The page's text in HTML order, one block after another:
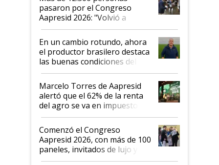
pasaron por el Congreso
Aapresid 2026: "Volvió a
demostrar que hablar del
suelo es hablar de todo el
sistema productivo"
En un cambio rotundo, ahora
el productor brasilero destaca
las buenas condiciones del
agro argentino para invertir:
"Los veo más motivados"
Marcelo Torres de Aapresid
alertó que el 62% de la renta
del agro se va en impuestos:
"No es bueno que en
Argentina se sigan discutiendo
las mismas cosas de hace 50
años"
Comenzó el Congreso
Aapresid 2026, con más de 100
paneles, invitados de lujo y
todas las tendencias